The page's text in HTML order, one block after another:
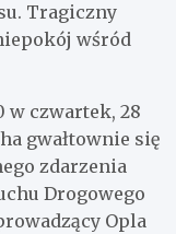
Tragiczny
wśród
w czwartek, 28
gwałtownie się
zdarzenia
Drogowego
Opla